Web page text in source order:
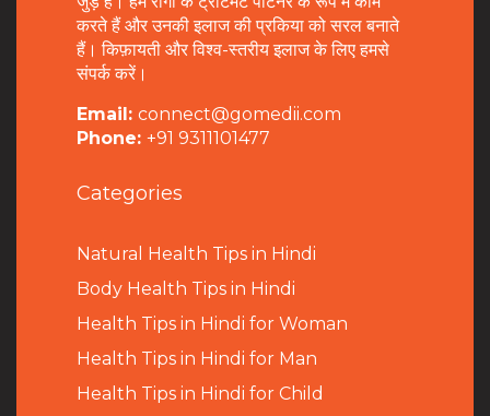
करते हैं और उनकी इलाज की प्रकिया को सरल बनाते
हैं। किफ़ायती और विश्व-स्तरीय इलाज के लिए हमसे
संपर्क करें।
Email: connect@gomedii.com
Phone: +91 9311101477
Categories
Natural Health Tips in Hindi
Body Health Tips in Hindi
Health Tips in Hindi for Woman
Health Tips in Hindi for Man
Health Tips in Hindi for Child